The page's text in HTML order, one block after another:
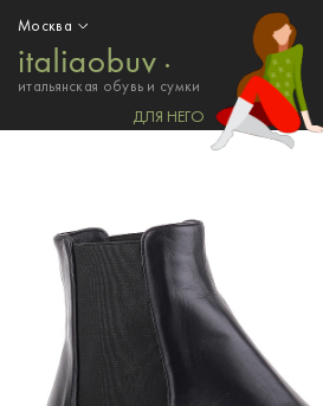
итальянская обувь и сумки
Москва
ДЛЯ НЕГО